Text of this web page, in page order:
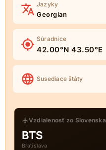
Jazyky
Georgian
Súradnice
42.00°N 43.50°E
Susediace štáty
Vzdialenosť zo Slovenska
BTS
Bratislava